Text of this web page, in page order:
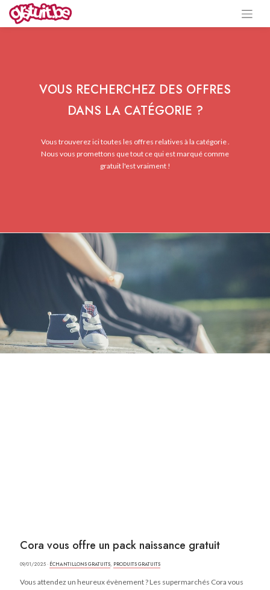
VOUS RECHERCHEZ DES OFFRES
DANS LA CATÉGORIE ?
Vous trouverez ici toutes les offres relatives à la catégorie .
Nous vous promettons que tout ce qui est marqué comme
gratuit l'est vraiment !
Cora vous offre un pack naissance gratuit
09/01/2025 · ÉCHANTILLONS GRATUITS, PRODUITS GRATUITS
Vous attendez un heureux évènement ? Les supermarchés Cora vous